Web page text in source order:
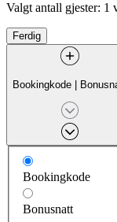
Valgt antall gjester: 1
Ferdig
Bookingkode |
Bookingkode
Bonusnatt